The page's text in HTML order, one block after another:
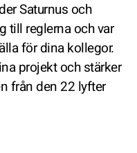
Saturnus och
till reglerna och var
för dina kollegor.
projekt och stärker
från den 22 lyfter